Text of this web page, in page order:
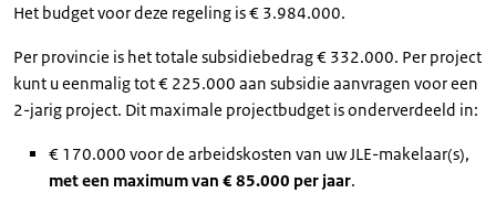
Het budget voor deze regeling is € 3.984.000.
Per provincie is het totale subsidiebedrag € 332.000. Per project
kunt u eenmalig tot € 225.000 aan subsidie aanvragen voor een
2-jarig project. Dit maximale projectbudget is onderverdeeld in:
€ 170.000 voor de arbeidskosten van uw JLE-makelaar(s),
met een maximum van € 85.000 per jaar.